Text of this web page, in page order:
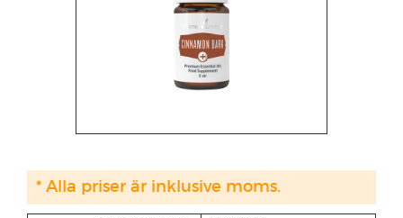
* Alla priser är inklusive moms.